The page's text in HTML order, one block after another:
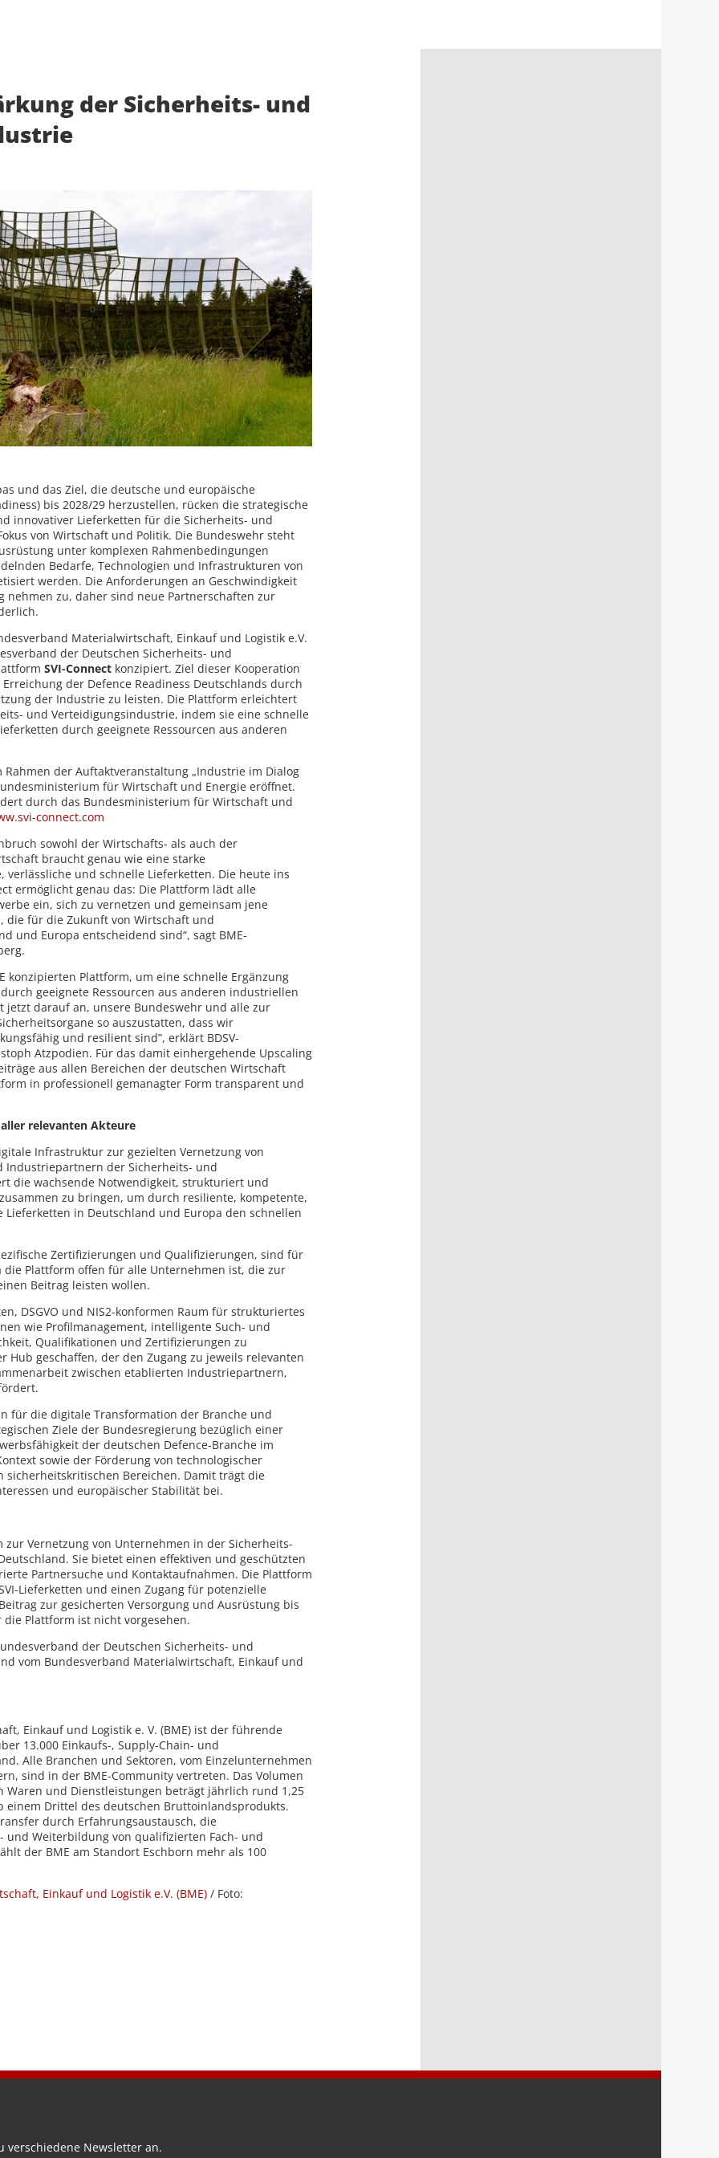
der Sicherheits- und
und das Ziel, die deutsche und europäische
bis 2028/29 herzustellen, rücken die strategische
innovativer Lieferketten für die Sicherheits- und
von Wirtschaft und Politik. Die Bundeswehr steht
unter komplexen Rahmenbedingungen
Bedarfe, Technologien und Infrastrukturen von
werden. Die Anforderungen an Geschwindigkeit
nehmen zu, daher sind neue Partnerschaften zur
Materialwirtschaft, Einkauf und Logistik e.V.
der Deutschen Sicherheits- und
SVI-Connect konzipiert. Ziel dieser Kooperation
Erreichung der Defence Readiness Deutschlands durch
der Industrie zu leisten. Die Plattform erleichtert
und Verteidigungsindustrie, indem sie eine schnelle
durch geeignete Ressourcen aus anderen
Rahmen der Auftaktveranstaltung „Industrie im Dialog
für Wirtschaft und Energie eröffnet.
durch das Bundesministerium für Wirtschaft und
connect.com
sowohl der Wirtschafts- als auch der
braucht genau wie eine starke
verlässliche und schnelle Lieferketten. Die heute ins
ermöglicht genau das: Die Plattform lädt alle
ein, sich zu vernetzen und gemeinsam jene
die für die Zukunft von Wirtschaft und
und Europa entscheidend sind“, sagt BME-
konzipierten Plattform, um eine schnelle Ergänzung
geeignete Ressourcen aus anderen industriellen
jetzt darauf an, unsere Bundeswehr und alle zur
so auszustatten, dass wir
und resilient sind”, erklärt BDSV-
Atzpodien. Für das damit einhergehende Upscaling
aus allen Bereichen der deutschen Wirtschaft
in professionell gemanagter Form transparent und
relevanten Akteure
Infrastruktur zur gezielten Vernetzung von
Industriepartnern der Sicherheits- und
die wachsende Notwendigkeit, strukturiert und
zu bringen, um durch resiliente, kompetente,
Lieferketten in Deutschland und Europa den schnellen
Zertifizierungen und Qualifizierungen, sind für
die Plattform offen für alle Unternehmen ist, die zur
Beitrag leisten wollen.
DSGVO und NIS2-konformen Raum für strukturiertes
wie Profilmanagement, intelligente Such- und
Qualifikationen und Zertifizierungen zu
Hub geschaffen, der den Zugang zu jeweils relevanten
zwischen etablierten Industriepartnern,
für die digitale Transformation der Branche und
Ziele der Bundesregierung bezüglich einer
der deutschen Defence-Branche im
sowie der Förderung von technologischer
sicherheitskritischen Bereichen. Damit trägt die
und europäischer Stabilität bei.
zur Vernetzung von Unternehmen in der Sicherheits-
Sie bietet einen effektiven und geschützten
Partnersuche und Kontaktaufnahmen. Die Plattform
Lieferketten und einen Zugang für potenzielle
zur gesicherten Versorgung und Ausrüstung bis
die Plattform ist nicht vorgesehen.
der Deutschen Sicherheits- und
vom Bundesverband Materialwirtschaft, Einkauf und
Einkauf und Logistik e. V. (BME) ist der führende
13.000 Einkaufs-, Supply-Chain- und
Alle Branchen und Sektoren, vom Einzelunternehmen
sind in der BME-Community vertreten. Das Volumen
Waren und Dienstleistungen beträgt jährlich rund 1,25
einem Drittel des deutschen Bruttoinlandsprodukts.
durch Erfahrungsaustausch, die
und Weiterbildung von qualifizierten Fach- und
der BME am Standort Eschborn mehr als 100
Einkauf und Logistik e.V. (BME) / Foto:
verschiedene Newsletter an.